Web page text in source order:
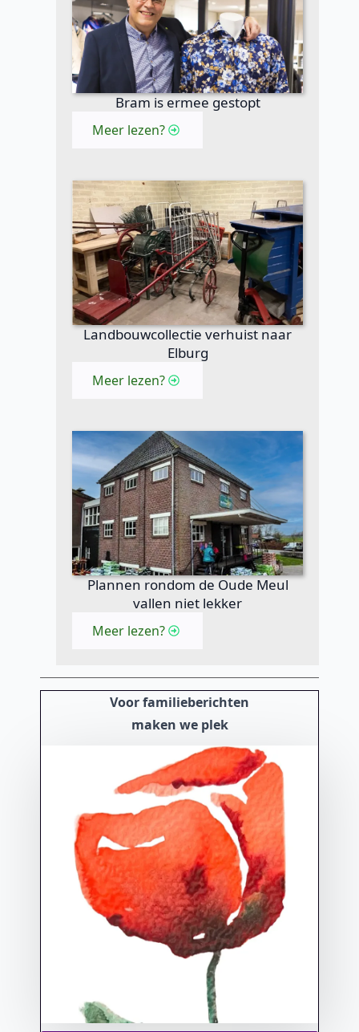
Bram is ermee gestopt
Meer lezen?
Landbouwcollectie verhuist naar
Elburg
Meer lezen?
Plannen rondom de Oude Meul
vallen niet lekker
Meer lezen?
Voor familieberichten
maken we plek